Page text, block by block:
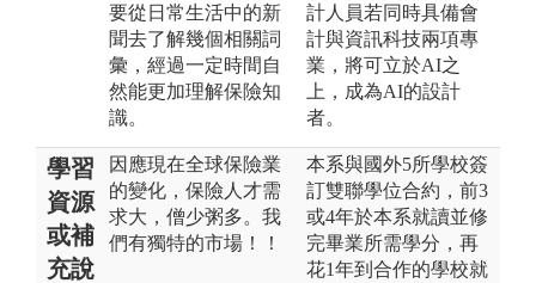
要從日常生活中的新
聞去了解幾個相關詞
彙，經過一定時間自
然能更加理解保險知
識。
計人員若同時具備會
計與資訊科技兩項專
業，將可立於AI之
上，成為AI的設計
者。
學習
資源
或補
充說
因應現在全球保險業
的變化，保險人才需
求大，僧少粥多。我
們有獨特的市場！！
本系與國外5所學校簽
訂雙聯學位合約，前3
或4年於本系就讀並修
完畢業所需學分，再
花1年到合作的學校就